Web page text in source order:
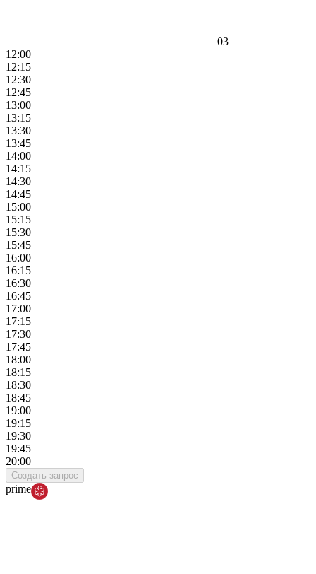
03
12:00
12:15
12:30
12:45
13:00
13:15
13:30
13:45
14:00
14:15
14:30
14:45
15:00
15:15
15:30
15:45
16:00
16:15
16:30
16:45
17:00
17:15
17:30
17:45
18:00
18:15
18:30
18:45
19:00
19:15
19:30
19:45
20:00
Создать запрос
prime